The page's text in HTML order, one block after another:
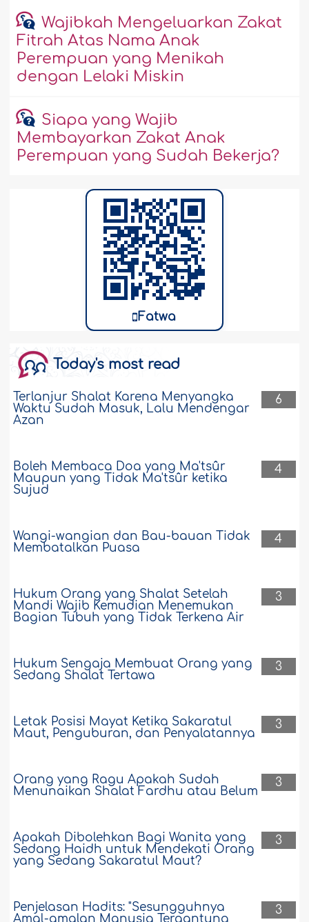
Wajibkah Mengeluarkan Zakat
Fitrah Atas Nama Anak
Perempuan yang Menikah
dengan Lelaki Miskin
Siapa yang Wajib
Membayarkan Zakat Anak
Perempuan yang Sudah Bekerja?
Fatwa
Today's most read
6
Terlanjur Shalat Karena Menyangka
Waktu Sudah Masuk, Lalu Mendengar
Azan
4
Boleh Membaca Doa yang Ma'tsûr
Maupun yang Tidak Ma'tsûr ketika
Sujud
4
Wangi-wangian dan Bau-bauan Tidak
Membatalkan Puasa
3
Hukum Orang yang Shalat Setelah
Mandi Wajib Kemudian Menemukan
Bagian Tubuh yang Tidak Terkena Air
3
Hukum Sengaja Membuat Orang yang
Sedang Shalat Tertawa
3
Letak Posisi Mayat Ketika Sakaratul
Maut, Penguburan, dan Penyalatannya
3
Orang yang Ragu Apakah Sudah
Menunaikan Shalat Fardhu atau Belum
3
Apakah Dibolehkan Bagi Wanita yang
Sedang Haidh untuk Mendekati Orang
yang Sedang Sakaratul Maut?
3
Penjelasan Hadits: "Sesungguhnya
Amal-amalan Manusia Tergantung